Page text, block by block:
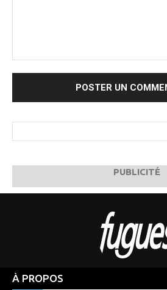
PUBLICITÉ
À PROPOS